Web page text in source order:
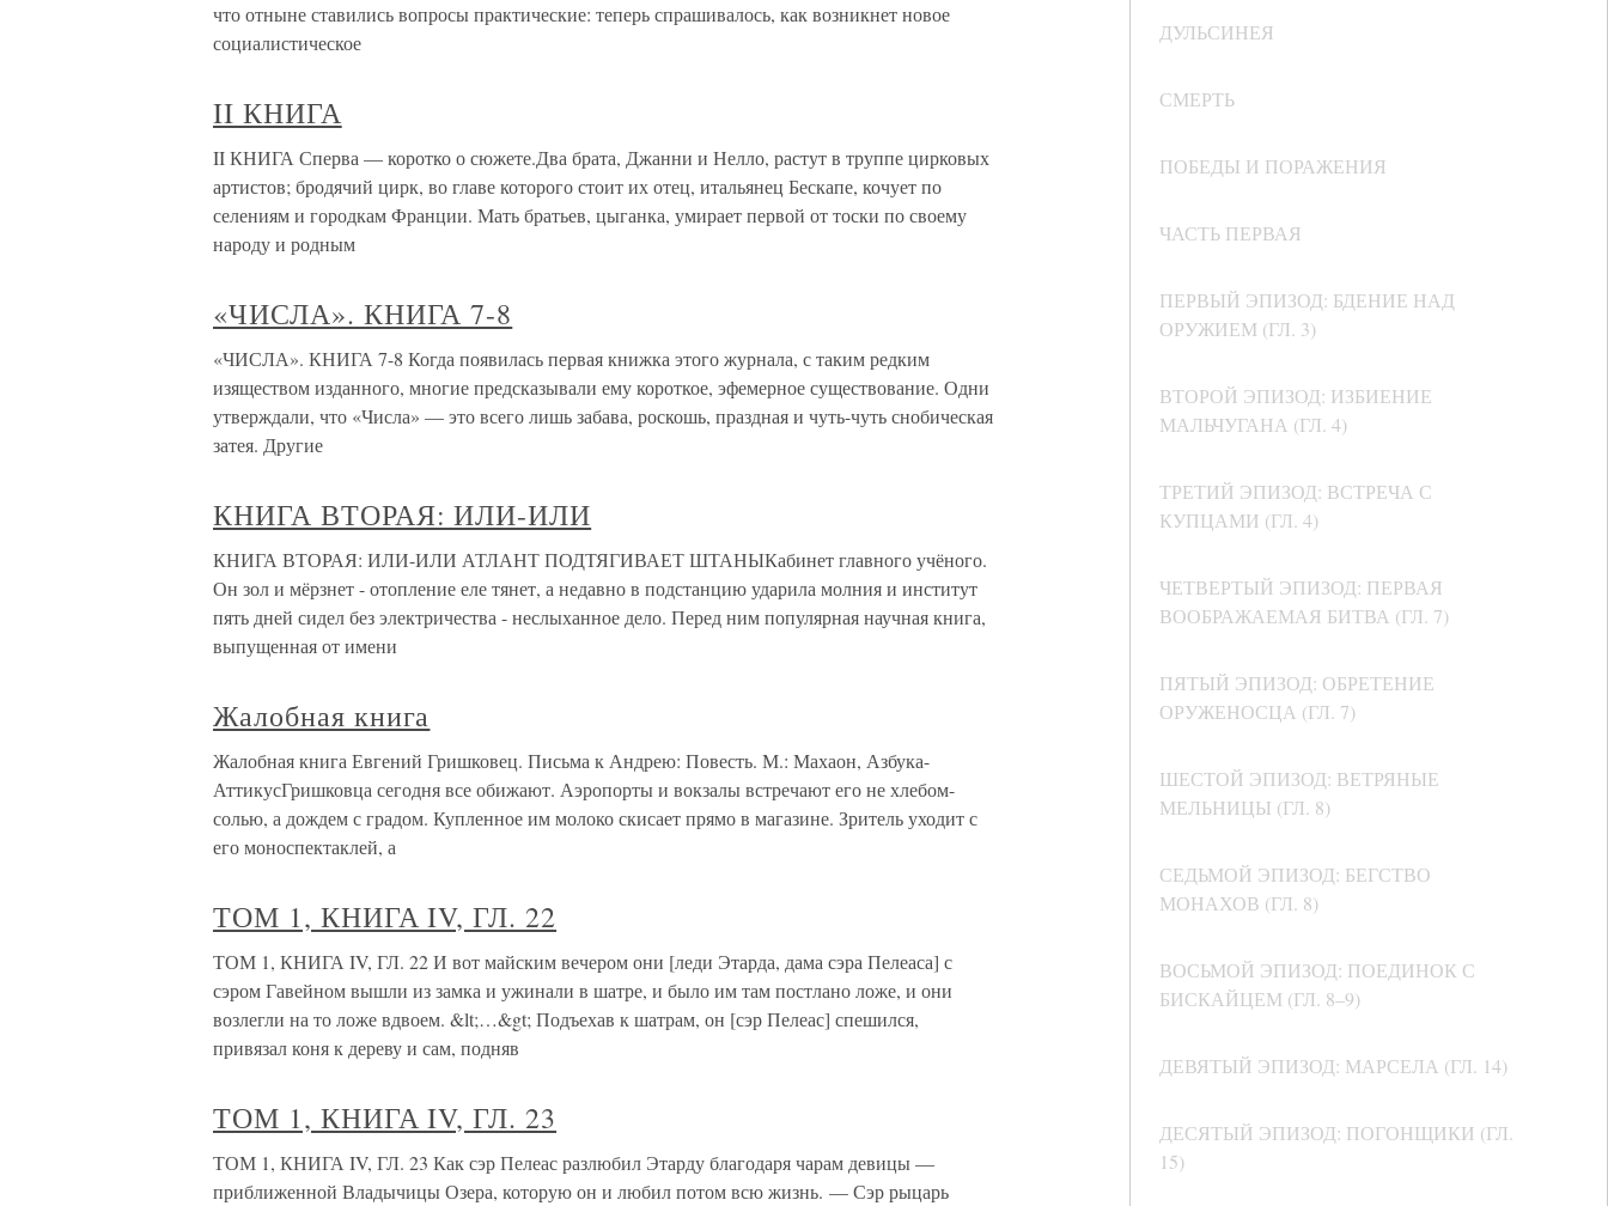
ДУЛЬСИНЕЯ
СМЕРТЬ
ПОБЕДЫ И ПОРАЖЕНИЯ
ЧАСТЬ ПЕРВАЯ
ПЕРВЫЙ ЭПИЗОД: БДЕНИЕ НАД
ОРУЖИЕМ (ГЛ. 3)
ВТОРОЙ ЭПИЗОД: ИЗБИЕНИЕ
МАЛЬЧУГАНА (ГЛ. 4)
ТРЕТИЙ ЭПИЗОД: ВСТРЕЧА С
КУПЦАМИ (ГЛ. 4)
ЧЕТВЕРТЫЙ ЭПИЗОД: ПЕРВАЯ
ВООБРАЖАЕМАЯ БИТВА (ГЛ. 7)
ПЯТЫЙ ЭПИЗОД: ОБРЕТЕНИЕ
ОРУЖЕНОСЦА (ГЛ. 7)
ШЕСТОЙ ЭПИЗОД: ВЕТРЯНЫЕ
МЕЛЬНИЦЫ (ГЛ. 8)
СЕДЬМОЙ ЭПИЗОД: БЕГСТВО
МОНАХОВ (ГЛ. 8)
ВОСЬМОЙ ЭПИЗОД: ПОЕДИНОК С
БИСКАЙЦЕМ (ГЛ. 8–9)
ДЕВЯТЫЙ ЭПИЗОД: МАРСЕЛА (ГЛ. 14)
ДЕСЯТЫЙ ЭПИЗОД: ПОГОНЩИКИ (ГЛ.
15)
что отныне ставились вопросы практические: теперь спрашивалось, как возникнет новое
социалистическое
II КНИГА
II КНИГА Сперва — коротко о сюжете.Два брата, Джанни и Нелло, растут в труппе цирковых
артистов; бродячий цирк, во главе которого стоит их отец, итальянец Бескапе, кочует по
селениям и городкам Франции. Мать братьев, цыганка, умирает первой от тоски по своему
народу и родным
«ЧИСЛА». КНИГА 7-8
«ЧИСЛА». КНИГА 7-8 Когда появилась первая книжка этого журнала, с таким редким
изяществом изданного, многие предсказывали ему короткое, эфемерное существование. Одни
утверждали, что «Числа» — это всего лишь забава, роскошь, праздная и чуть-чуть снобическая
затея. Другие
КНИГА ВТОРАЯ: ИЛИ-ИЛИ
КНИГА ВТОРАЯ: ИЛИ-ИЛИ АТЛАНТ ПОДТЯГИВАЕТ ШТАНЫКабинет главного учёного.
Он зол и мёрзнет - отопление еле тянет, а недавно в подстанцию ударила молния и институт
пять дней сидел без электричества - неслыханное дело. Перед ним популярная научная книга,
выпущенная от имени
Жалобная книга
Жалобная книга Евгений Гришковец. Письма к Андрею: Повесть. М.: Махаон, Азбука-
АттикусГришковца сегодня все обижают. Аэропорты и вокзалы встречают его не хлебом-
солью, а дождем с градом. Купленное им молоко скисает прямо в магазине. Зритель уходит с
его моноспектаклей, а
ТОМ 1, КНИГА IV, ГЛ. 22
ТОМ 1, КНИГА IV, ГЛ. 22 И вот майским вечером они [леди Этарда, дама сэра Пелеаса] с
сэром Гавейном вышли из замка и ужинали в шатре, и было им там постлано ложе, и они
возлегли на то ложе вдвоем. &lt;…&gt; Подъехав к шатрам, он [сэр Пелеас] спешился,
привязал коня к дереву и сам, подняв
ТОМ 1, КНИГА IV, ГЛ. 23
ТОМ 1, КНИГА IV, ГЛ. 23 Как сэр Пелеас разлюбил Этарду благодаря чарам девицы —
приближенной Владычицы Озера, которую он и любил потом всю жизнь. — Сэр рыцарь